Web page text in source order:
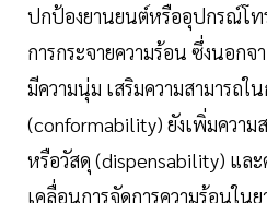
ปกป้องยานยนต์หรืออุปกรณ์โท
การกระจายความร้อน ซึ่งนอกจ
มีความนุ่ม เสริมความสามารถใ
(conformability) ยังเพิ่มความ
หรือวัสดุ (dispensability) และ
เคลื่อนการจัดการความร้อนใน